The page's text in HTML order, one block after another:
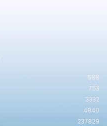
588
753
3332
4840
237829